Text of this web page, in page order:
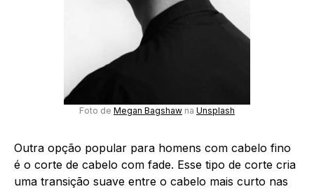
Foto de Megan Bagshaw na Unsplash
Outra opção popular para homens com cabelo fino
é o corte de cabelo com fade. Esse tipo de corte cria
uma transição suave entre o cabelo mais curto nas